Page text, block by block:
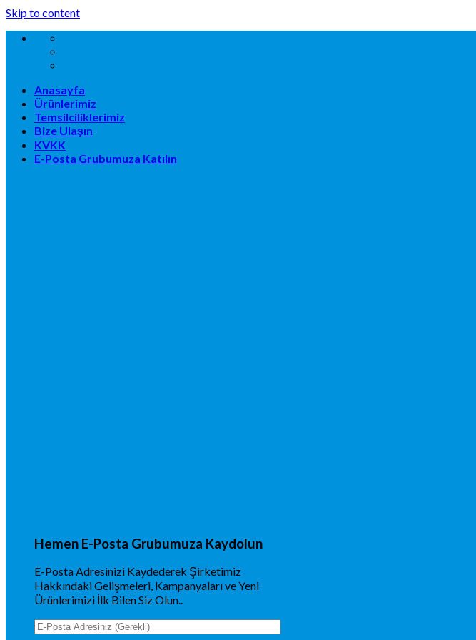
Skip to content
Anasayfa
Ürünlerimiz
Temsilciliklerimiz
Bize Ulaşın
KVKK
E-Posta Grubumuza Katılın
Hemen E-Posta Grubumuza Kaydolun
E-Posta Adresinizi Kaydederek Şirketimiz
Hakkındaki Gelişmeleri, Kampanyaları ve Yeni
Ürünlerimizi İlk Bilen Siz Olun..